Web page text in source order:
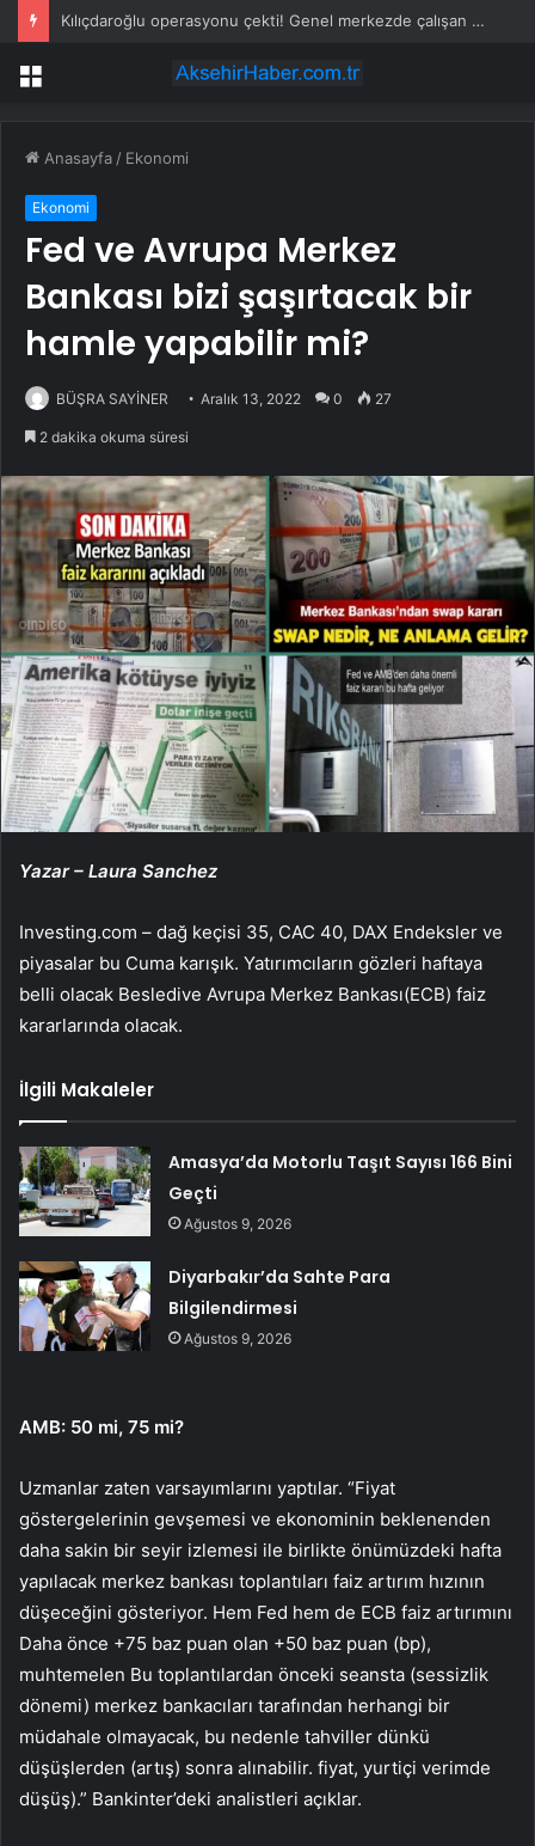
Kılıçdaroğlu operasyonu çekti! Genel merkezde çalışan 24 kişi işten çıkarıldı
Menü
Anasayfa / Ekonomi
Ekonomi
Fed ve Avrupa Merkez
Bankası bizi şaşırtacak bir
hamle yapabilir mi?
BÜŞRA SAYİNER Aralık 13, 2022 0 27
2 dakika okuma süresi
Yazar – Laura Sanchez
Investing.com – dağ keçisi 35, CAC 40, DAX Endeksler ve
piyasalar bu Cuma karışık. Yatırımcıların gözleri haftaya
belli olacak Besledive Avrupa Merkez Bankası(ECB) faiz
kararlarında olacak.
İlgili Makaleler
Amasya’da Motorlu Taşıt Sayısı 166 Bini
Geçti
Ağustos 9, 2026
Diyarbakır’da Sahte Para
Bilgilendirmesi
Ağustos 9, 2026
AMB: 50 mi, 75 mi?
Uzmanlar zaten varsayımlarını yaptılar. “Fiyat
göstergelerinin gevşemesi ve ekonominin beklenenden
daha sakin bir seyir izlemesi ile birlikte önümüzdeki hafta
yapılacak merkez bankası toplantıları faiz artırım hızının
düşeceğini gösteriyor. Hem Fed hem de ECB faiz artırımını
Daha önce +75 baz puan olan +50 baz puan (bp),
muhtemelen Bu toplantılardan önceki seansta (sessizlik
dönemi) merkez bankacıları tarafından herhangi bir
müdahale olmayacak, bu nedenle tahviller dünkü
düşüşlerden (artış) sonra alınabilir. fiyat, yurtiçi verimde
düşüş).” Bankinter’deki analistleri açıklar.